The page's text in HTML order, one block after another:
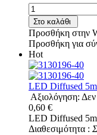
Στο καλάθι
Προσθήκη στην
Προσθήκη για
Hot
LED Diffused
Αξιολόγηση:
0,60 €
LED Diffused
Διαθεσιμότητα :